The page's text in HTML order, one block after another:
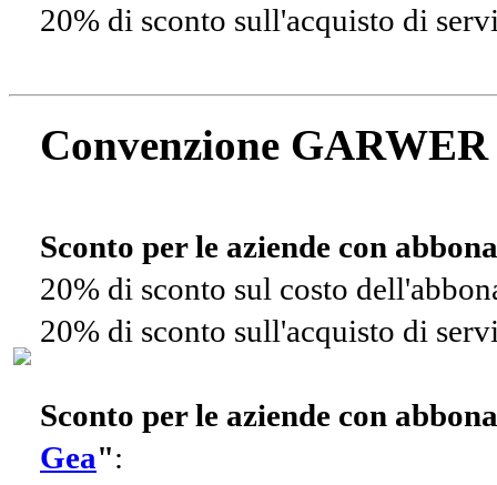
20% di sconto sull'acquisto di
Convenzione
Sconto per le aziende con
20% di sconto sul costo
20% di sconto sull'acquisto di
Sconto per le aziende con
Gea":